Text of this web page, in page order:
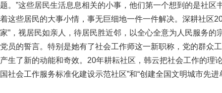
题。”这些居民生活息息相关的小事，他们第一个想到的是社区
着这些居民的大事小情，事无巨细地一件一件解决。深耕社区
家”，视居民如亲人，待居民胜近邻，以全心全意为人民服务的
党员的誓言。特别是她有了社会工作师这一新职称，党的群众
产生了新的动能和奇效。20年耕耘社区，韩云把社会工作的理
国社会工作服务标准化建设示范社区”和“创建全国文明城市先进